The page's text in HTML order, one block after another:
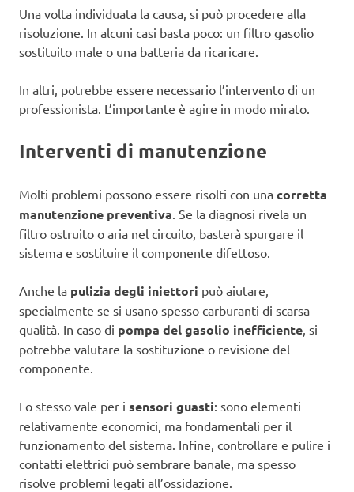
Una volta individuata la causa, si può procedere alla
risoluzione. In alcuni casi basta poco: un filtro gasolio
sostituito male o una batteria da ricaricare.
In altri, potrebbe essere necessario l’intervento di un
professionista. L’importante è agire in modo mirato.
Interventi di manutenzione
Molti problemi possono essere risolti con una corretta
manutenzione preventiva . Se la diagnosi rivela un
filtro ostruito o aria nel circuito, basterà spurgare il
sistema e sostituire il componente difettoso.
Anche la pulizia degli iniettori può aiutare,
specialmente se si usano spesso carburanti di scarsa
qualità. In caso di pompa del gasolio inefficiente , si
potrebbe valutare la sostituzione o revisione del
componente.
Lo stesso vale per i sensori guasti: sono elementi
relativamente economici, ma fondamentali per il
funzionamento del sistema. Infine, controllare e pulire i
contatti elettrici può sembrare banale, ma spesso
risolve problemi legati all’ossidazione.